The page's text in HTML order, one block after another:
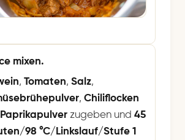
mixen.
, Tomaten, Salz,
, Chiliflocken
Paprikapulver zugeben und 45
98 °C/Linkslauf/Stufe 1